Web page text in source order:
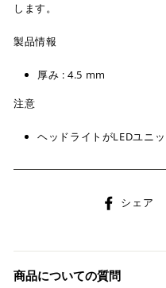
します。
製品情報
厚み : 4.5 mm
注意
ヘッドライトがLEDユニ
シェア
商品についての質問